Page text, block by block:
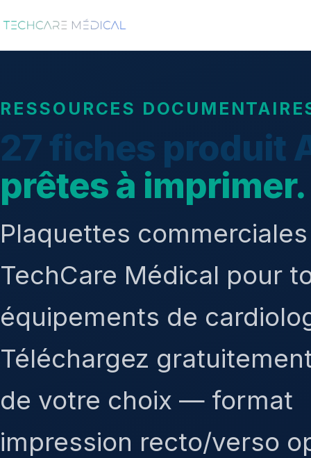
RESSOURCES
27 fiches produit
prêtes à imprimer.
Plaquettes commerciales
TechCare Médical pour
équipements de
Téléchargez
de votre choix — format
impression recto/verso